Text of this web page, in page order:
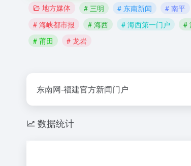
地方媒体 # 三明 # 东南新闻 # 南平
# 海峡都市报
# 海西 # 海西第一门户 #
# 莆田
# 龙岩
东南网-福建官方新闻门户
数据统计